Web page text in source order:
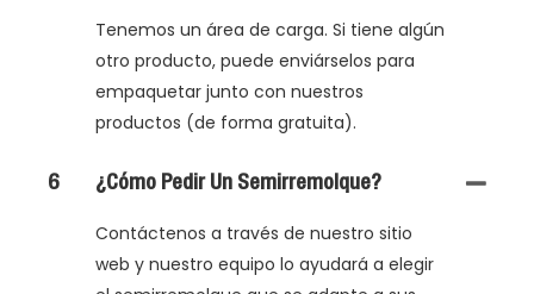
Tenemos un área de carga. Si tiene algún
otro producto, puede enviárselos para
empaquetar junto con nuestros
productos (de forma gratuita).
6 ¿Cómo Pedir Un Semirremolque?
Contáctenos a través de nuestro sitio
web y nuestro equipo lo ayudará a elegir